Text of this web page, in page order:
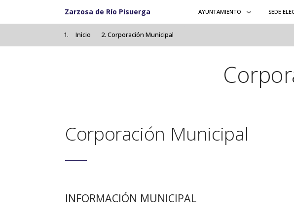
Pasar al contenido principal
Zarzosa de Río Pisuerga AYUNTAMIENTO SEDE
Inicio Corporación Municipal
Corporación Municipal
INFORMACIÓN MUNICIPAL